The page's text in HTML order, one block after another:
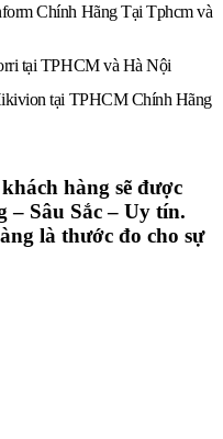
Chính Hãng Tại Tphcm và
tại TPHCM và Hà Nội
tại TPHCM Chính Hãng
hàng sẽ được
– Sâu Sắc – Uy tín.
là thước đo cho sự